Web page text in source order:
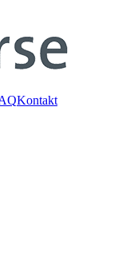
Kontakt